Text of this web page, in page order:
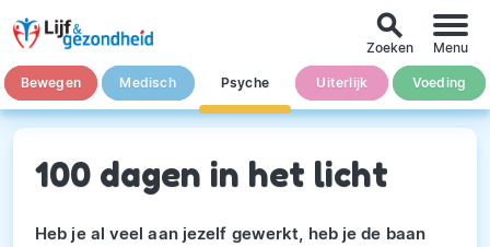
Bewegen Medisch Psyche Uiterlijk Voeding
search
Zoeken Menu
100 dagen in het licht
Heb je al veel aan jezelf gewerkt, heb je de baan